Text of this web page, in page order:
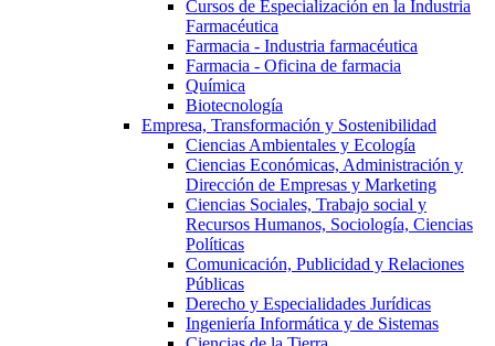
Cursos de Especialización en la Industria
Farmacéutica
Farmacia - Industria farmacéutica
Farmacia - Oficina de farmacia
Química
Biotecnología
Empresa, Transformación y Sostenibilidad
Ciencias Ambientales y Ecología
Ciencias Económicas, Administración y
Dirección de Empresas y Marketing
Ciencias Sociales, Trabajo social y
Recursos Humanos, Sociología, Ciencias
Políticas
Comunicación, Publicidad y Relaciones
Públicas
Derecho y Especialidades Jurídicas
Ingeniería Informática y de Sistemas